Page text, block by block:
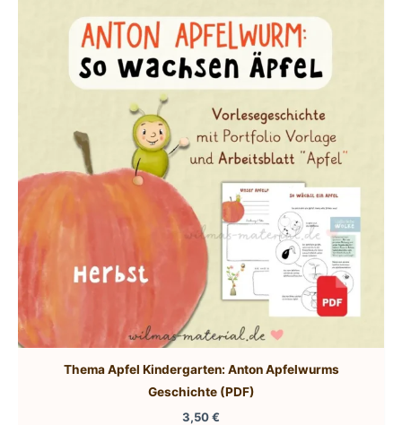
Thema Apfel Kindergarten: Anton Apfelwurms
Geschichte (PDF)
3,50€